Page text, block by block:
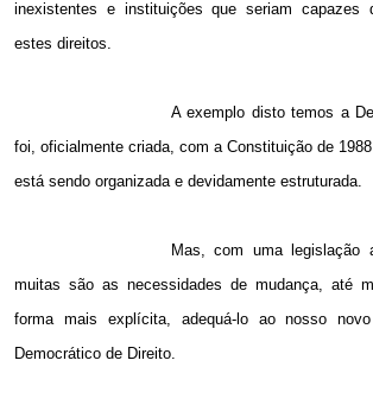
inexistentes e instituições que seriam capazes
estes direitos.
A exemplo disto temos a
foi, oficialmente criada, com a Constituição de
está sendo organizada e devidamente estruturada.
Mas, com uma legislação
muitas são as necessidades de mudança, até
forma mais explícita, adequá-lo ao nosso
Democrático de Direito.